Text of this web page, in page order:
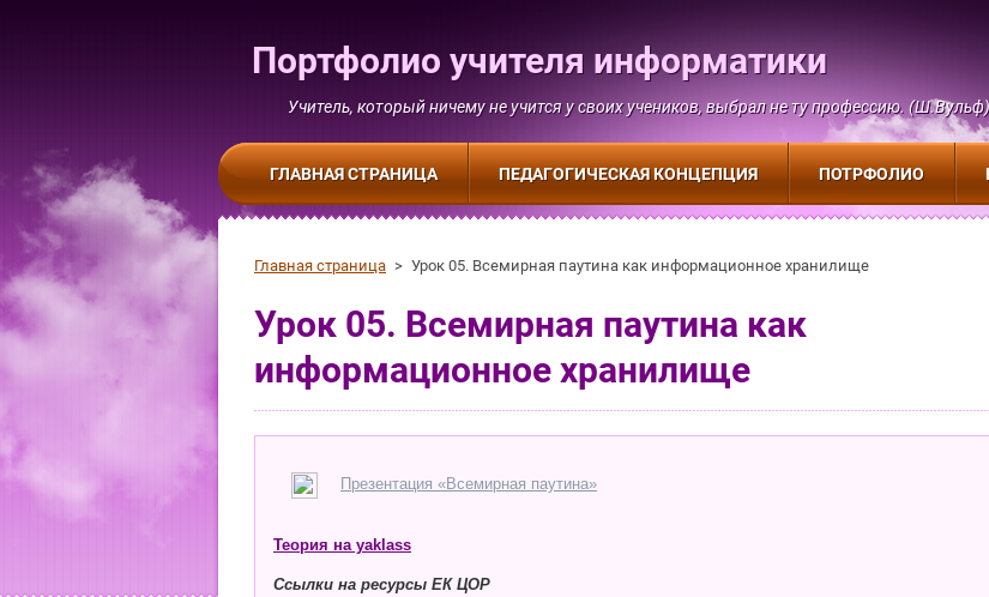
Портфолио учителя информатики
Учитель, который ничему не учится у своих учеников, выбрал не ту профессию. (Ш.Вульф)
Главная страница > Урок 05. Всемирная паутина как информационное хранилище
Урок 05. Всемирная паутина как
информационное хранилище
Презентация «Всемирная паутина»
Теория на yaklass
Ссылки на ресурсы ЕК ЦОР
ГЛАВНАЯ СТРАНИЦА ПЕДАГОГИЧЕСКАЯ КОНЦЕПЦИЯ ПОТРФОЛИО